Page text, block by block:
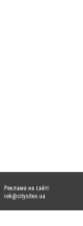
Реклама на сайті:
rek@citysites.ua